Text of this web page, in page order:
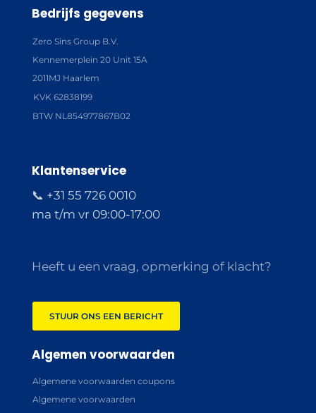
Bedrijfs gegevens
Zero Sins Group B.V.
Kennemerplein 20 Unit 15A
2011MJ Haarlem
KVK 62838199
BTW NL854977867B02
Klantenservice
📞 +31 55 726 0010
ma t/m vr 09:00-17:00
Heeft u een vraag, opmerking of klacht?
STUUR ONS EEN BERICHT
Algemen voorwaarden
Algemene voorwaarden coupons
Algemene voorwaarden